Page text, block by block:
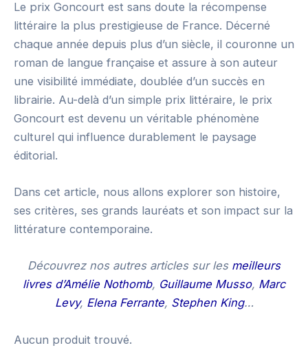
Le prix Goncourt est sans doute la récompense
littéraire la plus prestigieuse de France. Décerné
chaque année depuis plus d’un siècle, il couronne un
roman de langue française et assure à son auteur
une visibilité immédiate, doublée d’un succès en
librairie. Au-delà d’un simple prix littéraire, le prix
Goncourt est devenu un véritable phénomène
culturel qui influence durablement le paysage
éditorial.
Dans cet article, nous allons explorer son histoire,
ses critères, ses grands lauréats et son impact sur la
littérature contemporaine.
Découvrez nos autres articles sur les meilleurs
livres d’Amélie Nothomb, Guillaume Musso, Marc
Levy, Elena Ferrante, Stephen King…
Aucun produit trouvé.